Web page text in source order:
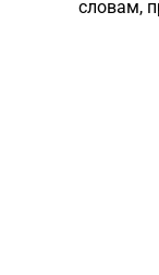
словам,